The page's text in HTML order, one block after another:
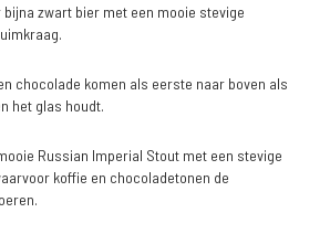
bijna zwart bier met een mooie stevige
chocolade komen als eerste naar boven als
het glas houdt.
Russian Imperial Stout met een stevige
koffie en chocoladetonen de